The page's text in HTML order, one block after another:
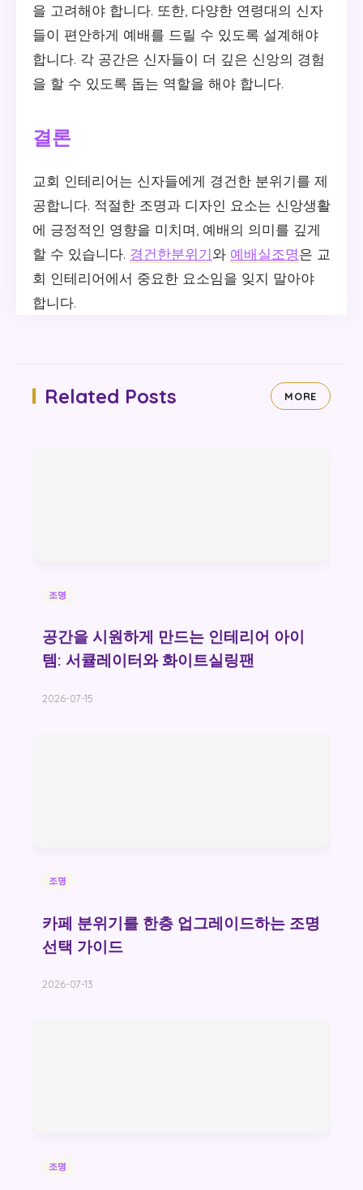
을 고려해야 합니다. 또한, 다양한 연령대의 신자
들이 편안하게 예배를 드릴 수 있도록 설계해야
합니다. 각 공간은 신자들이 더 깊은 신앙의 경험
을 할 수 있도록 돕는 역할을 해야 합니다.
결론
교회 인테리어는 신자들에게 경건한 분위기를 제
공합니다. 적절한 조명과 디자인 요소는 신앙생활
에 긍정적인 영향을 미치며, 예배의 의미를 깊게
할 수 있습니다. 경건한분위기와 예배실조명은 교
회 인테리어에서 중요한 요소임을 잊지 말아야
합니다.
Related Posts MORE
조명
공간을 시원하게 만드는 인테리어 아이
템: 서큘레이터와 화이트실링팬
2026-07-15
조명
카페 분위기를 한층 업그레이드하는 조명
선택 가이드
2026-07-13
조명